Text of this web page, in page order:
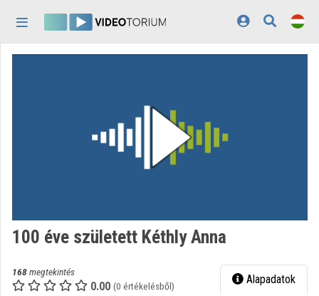
Közreműködők
Megjelenés:
100 éve született Kéthly Anna
168megtekintés
0.00 (0 értékelésből) Alapadatok